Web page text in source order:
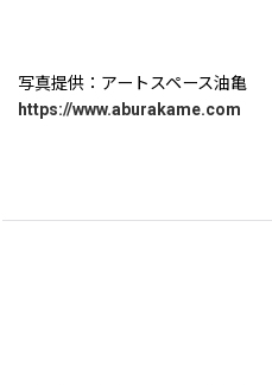
写真提供：アートスペース油亀
https://www.aburakame.com